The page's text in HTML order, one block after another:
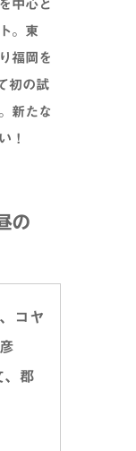
中心と
。東
福岡を
初の試
新たな
！
の
コヤ
、郡